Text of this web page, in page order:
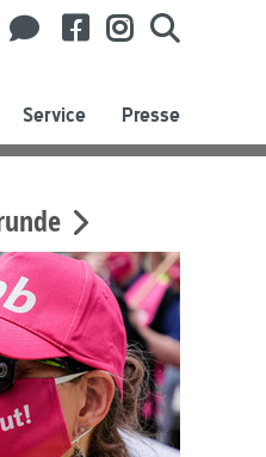
Service Presse